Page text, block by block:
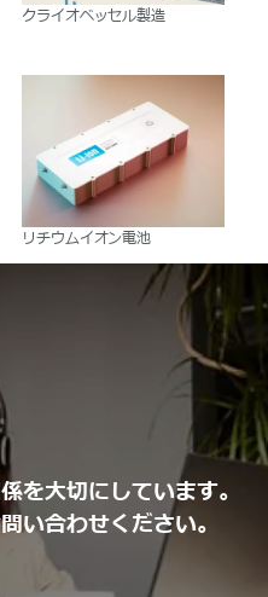
クライオベッセル製造
リチウムイオン電池
を大切にしています。
い合わせください。